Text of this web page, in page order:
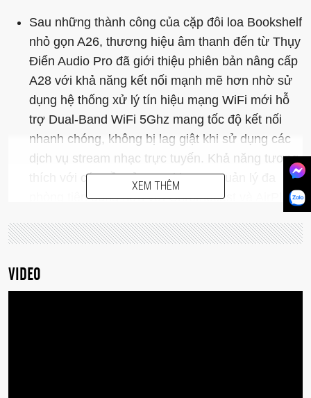
Sau những thành công của cặp đôi loa Bookshelf
nhỏ gọn A26, thương hiệu âm thanh đến từ Thụy
Điển Audio Pro đã giới thiệu phiên bản nâng cấp
A28 với khả năng kết nối mạnh mẽ hơn nhờ sử
dụng hệ thống xử lý tín hiệu mạng WiFi mới hỗ
trợ Dual-Band WiFi 5Ghz mang tốc độ kết nối
nhanh chóng, không bị lag giật khi sử dụng các
dịch vụ stream nhạc trực tuyến. Khả năng tương
thích với các nền tảng Multi-room quản lý đa
phòng tiện dụng hơn với Chromecast và AirPlay
đây.
thay đổi so với A26 khi vẫn giữ thiết kế nhỏ gọn
XEM THÊM
VIDEO